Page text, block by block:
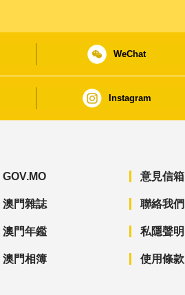
WeChat
Instagram
GOV.MO
澳門雜誌
澳門年鑑
澳門相簿
意見信箱
聯絡我們
私隱聲明
使用條款